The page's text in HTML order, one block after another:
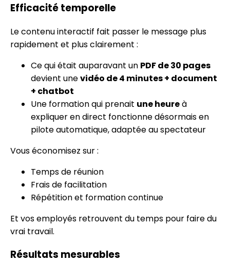
Efficacité temporelle
Le contenu interactif fait passer le message plus
rapidement et plus clairement :
Ce qui était auparavant un PDF de 30 pages
devient unevidéo de 4 minutes + document
+ chatbot
Une formation qui prenait une heureà
expliquer en direct fonctionne désormais en
pilote automatique, adaptée au spectateur
Vous économisez sur :
Temps de réunion
Frais de facilitation
Répétition et formation continue
Et vos employés retrouvent du temps pour faire du
vrai travail.
Résultats mesurables